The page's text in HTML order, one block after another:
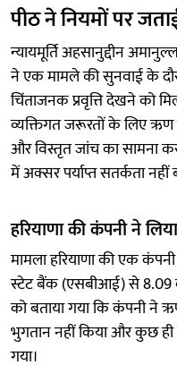
पीठ ने नियमों पर
न्यायमूर्ति अहसानुद्दीन
ने एक मामले की सुनवाई के
चिंताजनक प्रवृत्ति देखने को
व्यक्तिगत जरूरतों के लिए
और विस्तृत जांच का सामना
में अक्सर पर्याप्त सतर्कता नहीं
हरियाणा की कंपनी ने
मामला हरियाणा की एक
स्टेट बैंक (एसबीआई) से 8.09
को बताया गया कि कंपनी ने
भुगतान नहीं किया और कुछ
गया।